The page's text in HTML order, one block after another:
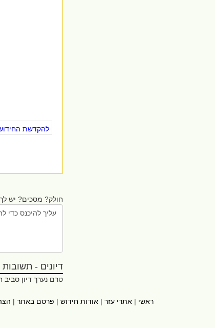
להקדשת
חולק? מסכים? יש
דיונים - תשובות
טרם נערך דיון סביב
ראשי | אתרי עזר | אודות חידוש | פרסם באתר |